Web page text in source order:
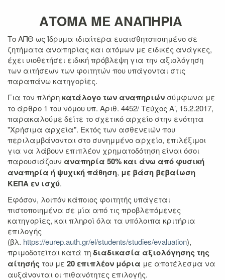
ΑΤΟΜΑ ΜΕΑΝΑΠΗΡΙΑ
Το ΑΠΘ ως Ίδρυμα ιδιαίτερα ευαισθητοποιημένο σε
ζητήματα αναπηρίας και ατόμων με ειδικές ανάγκες,
έχει υιοθετήσει ειδική πρόβλεψη για την αξιολόγηση
των αιτήσεων των φοιτητών που υπάγονται στις
παραπάνω κατηγορίες.
Για τον πλήρηκατάλογο των αναπηριών σύμφωνα με
το άρθρο 1 του νόμου υπ. Αριθ. 4452/ Τεύχος Α’, 15.2.2017,
παρακαλούμε δείτε το σχετικό αρχείο στην ενότητα
"Χρήσιμα αρχεία". Εκτός των ασθενειών που
περιλαμβάνονται στο συνημμένο αρχείο, επιλέξιμοι
για να λάβουν επιπλέον χρηματοδότηση είναι όσοι
παρουσιάζουν αναπηρία 50% και άνω από φυσική
αναπηρία ή ψυχική πάθηση, με βάση βεβαίωση
ΚΕΠΑ εν ισχύ.
Εφόσον, λοιπόν κάποιος φοιτητής υπάγεται
πιστοποιημένα σε μία από τις προβλεπόμενες
κατηγορίες, και πληροί όλα τα υπόλοιπα κριτήρια
επιλογής
(βλ. https://eurep.auth.gr/el/students/studies/evaluation),
πριμοδοτείται κατά τηδιαδικασία αξιολόγησης της
αίτησής του με 20 επιπλέον μόρια με αποτέλεσμα να
αυξάνονται οι πιθανότητες επιλογής.